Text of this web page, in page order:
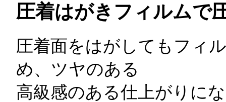
圧着はがき フィルムで
圧着面をはがしてもフィ
め、ツヤのある
高級感のある仕上がりに